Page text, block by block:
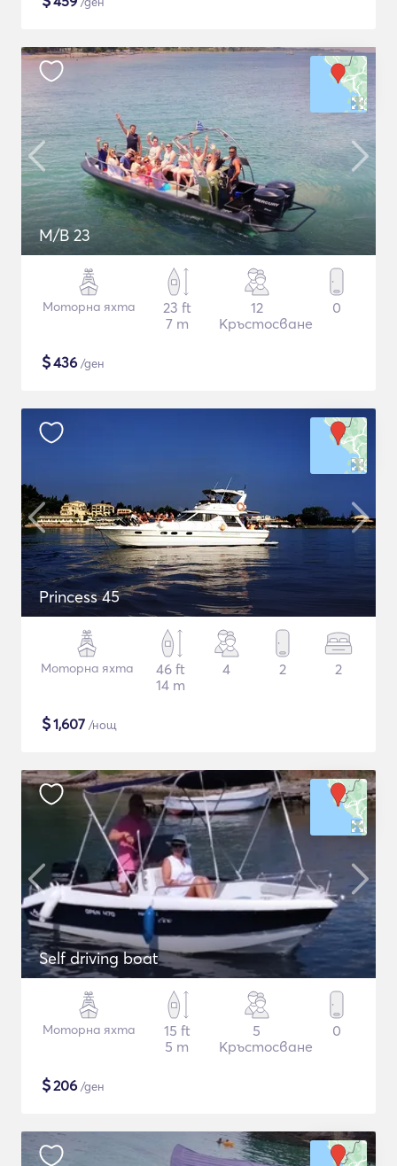
M/B 23
Моторна яхта
23 ft
7 m
12
Кръстосване
0
$436 /ден
Princess 45
Моторна яхта
46 ft
14 m
4 2 2
$1,607 /нощ
Self driving boat
Моторна яхта
15 ft
5 m
5
Кръстосване
0
$206 /ден